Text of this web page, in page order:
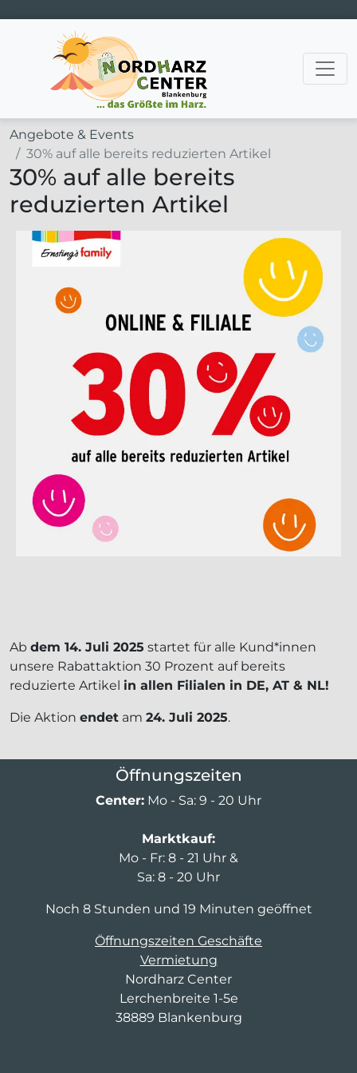
Hauptnavigation
Angebote & Events
30% auf alle bereits reduzierten Artikel
30% auf alle bereits
reduzierten Artikel
Ab dem 14. Juli 2025 startet für alle Kund*innen
unsere Rabattaktion 30 Prozent auf bereits
reduzierte Artikel in allen Filialen in DE, AT & NL!
Die Aktion endet am 24. Juli 2025.
Öffnungszeiten
Center: Mo - Sa: 9 - 20 Uhr
Marktkauf:
Mo - Fr: 8 - 21 Uhr &
Sa: 8 - 20 Uhr
Noch 8 Stunden und 19 Minuten geöffnet
Öffnungszeiten Geschäfte
Vermietung
Nordharz Center
Lerchenbreite 1-5e
38889 Blankenburg